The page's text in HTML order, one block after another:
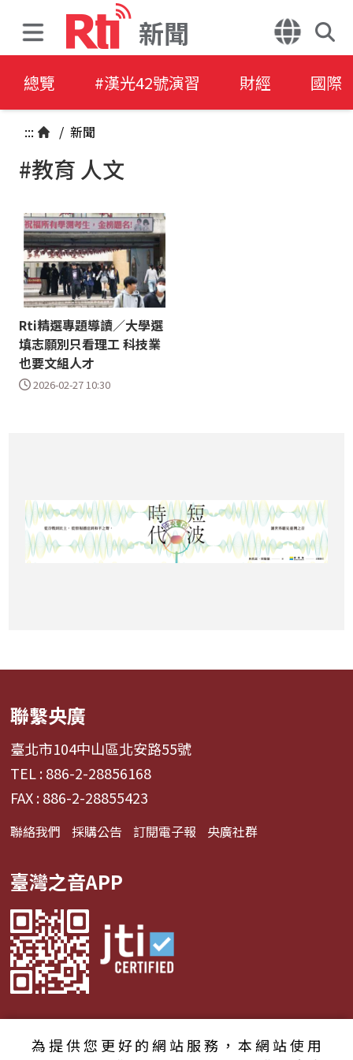
新聞
總覽 #漢光42號演習 財經 國際
::: / 新聞
#教育 人文
Rti精選專題導讀／大學選
填志願別只看理工 科技業
也要文組人才
2026-02-27 10:30
聯繫央廣
臺北市104中山區北安路55號
TEL : 886-2-28856168
FAX : 886-2-28855423
聯絡我們 採購公告 訂閱電子報 央廣社群
臺灣之音APP
為提供您更好的網站服務，本網站使用